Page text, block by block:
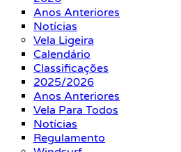
Anos Anteriores
Notícias
Vela Ligeira
Calendário
Classificações
2025/2026
Anos Anteriores
Vela Para Todos
Notícias
Regulamento